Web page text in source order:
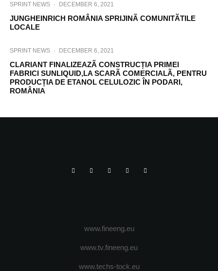
SPRINT NEWS · DECEMBER 6, 2021
JUNGHEINRICH ROMÂNIA SPRIJINÃ COMUNITÃTILE
LOCALE
SPRINT NEWS · DECEMBER 6, 2021
CLARIANT FINALIZEAZÃ CONSTRUCȚIA PRIMEI
FABRICI SUNLIQUID,LA SCARÃ COMERCIALÃ, PENTRU
PRODUCȚIA DE ETANOL CELULOZIC ÎN PODARI,
ROMÂNIA
www.fineeng.eu
www.tv.fineeng.eu
www.techs-tock.eu